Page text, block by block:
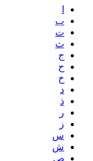
ب
ت
ث
ج
ح
خ
د
ذ
ر
ز
س
ش
ص